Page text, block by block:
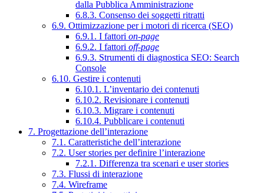
dalla Pubblica Amministrazione
6.8.3. Consenso dei soggetti ritratti
6.9. Ottimizzazione per i motori di ricerca (SEO)
6.9.1. I fattori on-page
6.9.2. I fattori off-page
6.9.3. Strumenti di diagnostica SEO: Search
Console
6.10. Gestire i contenuti
6.10.1. L’inventario dei contenuti
6.10.2. Revisionare i contenuti
6.10.3. Migrare i contenuti
6.10.4. Pubblicare i contenuti
7. Progettazione dell’interazione
7.1. Caratteristiche dell’interazione
7.2. User stories per definire l’interazione
7.2.1. Differenza tra scenari e user stories
7.3. Flussi di interazione
7.4. Wireframe